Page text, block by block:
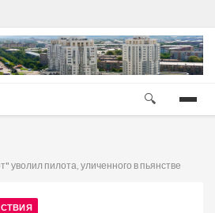
🔍
уволил пилота, уличенного в пьянстве